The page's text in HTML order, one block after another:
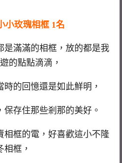
小玫瑰相框 1名
是滿滿的相框，放的都是我
的點點滴滴，
的回憶還是如此鮮明，
存住那些剎那的美好。
相框的電，好喜歡這小不隆
相框，